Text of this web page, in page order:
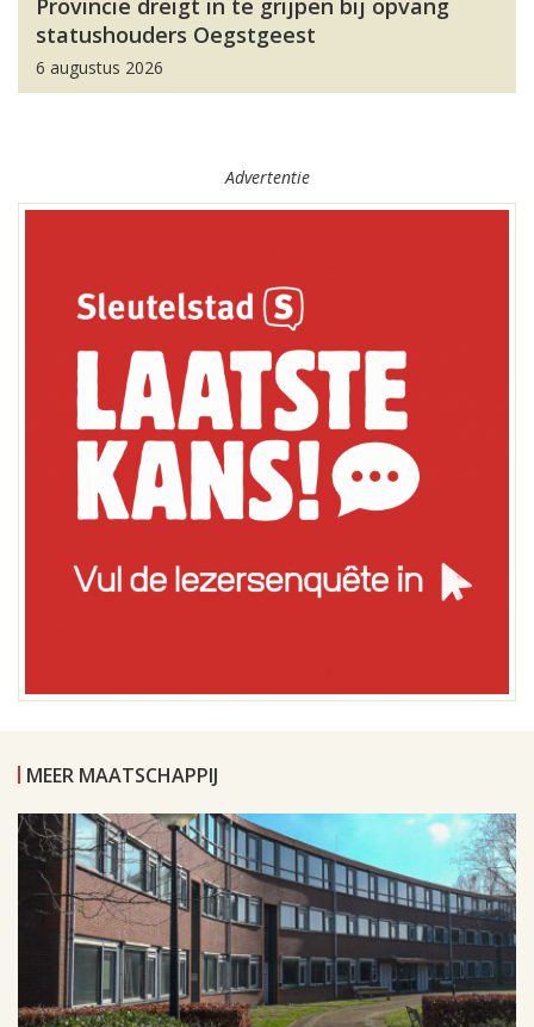
Provincie dreigt in te grijpen bij opvang
statushouders Oegstgeest
6 augustus 2026
Advertentie
MEER MAATSCHAPPIJ